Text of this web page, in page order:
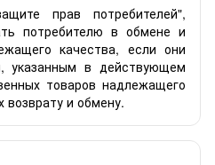
прав потребителей",
потребителю в обмене и
качества, если они
указанным в действующем
товаров надлежащего
и обмену.